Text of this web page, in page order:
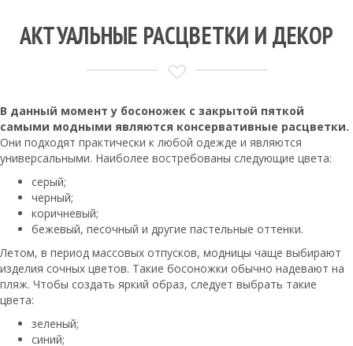
АКТУАЛЬНЫЕ РАСЦВЕТКИ И ДЕКОР
В данный момент у босоножек с закрытой пяткой
самыми модными являются консервативные расцветки.
Они подходят практически к любой одежде и являются
универсальными. Наиболее востребованы следующие цвета:
серый;
черный;
коричневый;
бежевый, песочный и другие пастельные оттенки.
Летом, в период массовых отпусков, модницы чаще выбирают
изделия сочных цветов. Такие босоножки обычно надевают на
пляж. Чтобы создать яркий образ, следует выбрать такие
цвета:
зеленый;
синий;